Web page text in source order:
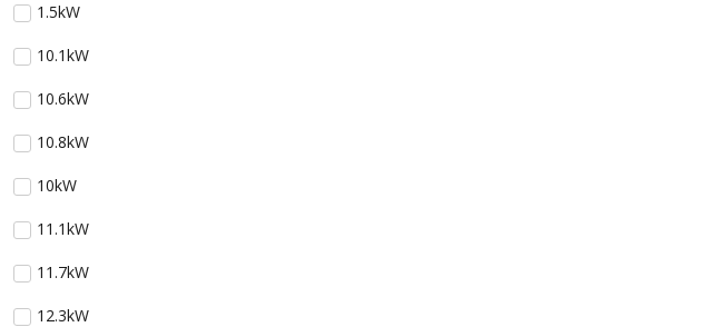
1.5kW
10.1kW
10.6kW
10.8kW
10kW
11.1kW
11.7kW
12.3kW